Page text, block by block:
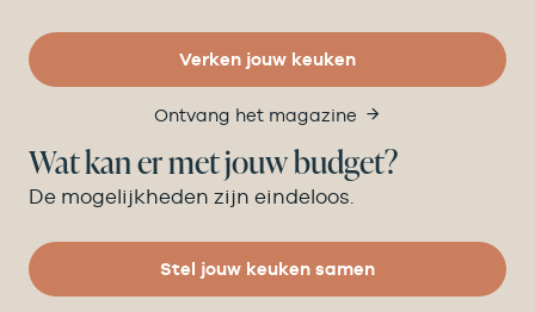
Verken jouw keuken
Ontvang het magazine
Wat kan er met jouw budget?
De mogelijkheden zijn eindeloos.
Stel jouw keuken samen